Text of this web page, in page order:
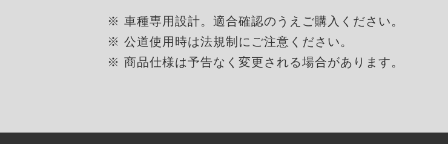
※ 車種専用設計。適合確認のうえご購入ください。
※ 公道使用時は法規制にご注意ください。
※ 商品仕様は予告なく変更される場合があります。